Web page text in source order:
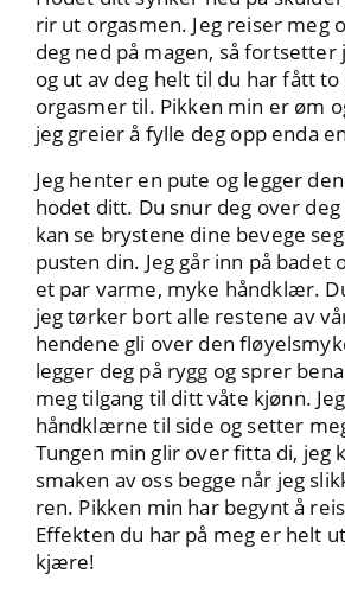
rir ut orgasmen. Jeg reiser meg
deg ned på magen, så fortsetter
og ut av deg helt til du har fått
orgasmer til. Pikken min er øm
jeg greier å fylle deg opp enda
Jeg henter en pute og legger
hodet ditt. Du snur deg over deg
kan se brystene dine bevege
pusten din. Jeg går inn på badet
et par varme, myke håndklær.
jeg tørker bort alle restene av
hendene gli over den
legger deg på rygg og sprer
meg tilgang til ditt våte kjønn.
håndklærne til side og setter
Tungen min glir over fitta di, jeg
smaken av oss begge når jeg
ren. Pikken min har begynt å
Effekten du har på meg er helt
kjære!